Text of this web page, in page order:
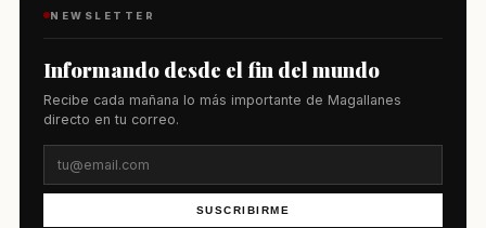
NEWSLETTER
Informando desde el fin del mundo
Recibe cada mañana lo más importante de Magallanes
directo en tu correo.
SUSCRIBIRME